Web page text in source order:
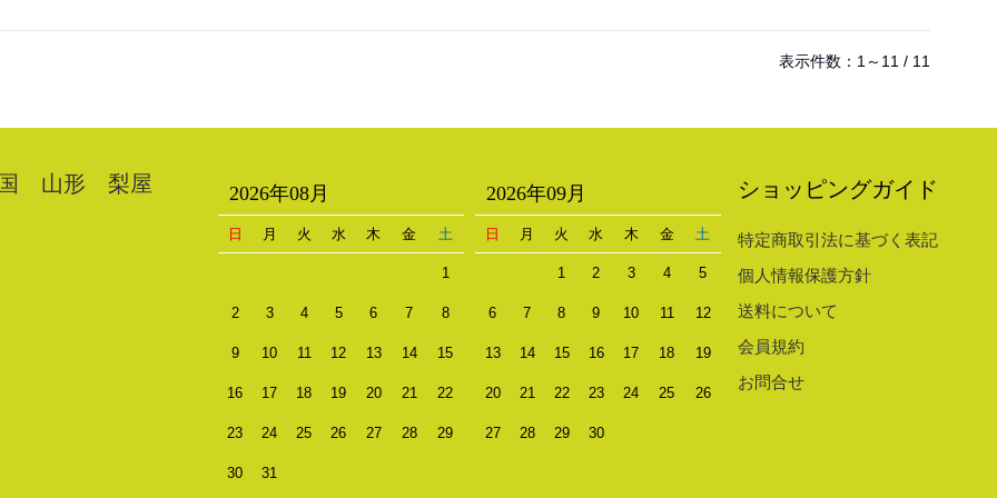
表示件数：1～11 / 11
国 山形 梨屋 2026年08月
日 月 火 水 木 金 土
1
2 3 4 5 6 7 8
9 10 11 12 13 14 15
16 17 18 19 20 21 22
23 24 25 26 27 28 29
30 31
2026年09月
日 月 火 水 木 金 土
1 2 3 4 5
6 7 8 9 10 11 12
13 14 15 16 17 18 19
20 21 22 23 24 25 26
27 28 29 30
ショッピングガイド
特定商取引法に基づく表記
個人情報保護方針
送料について
会員規約
お問合せ